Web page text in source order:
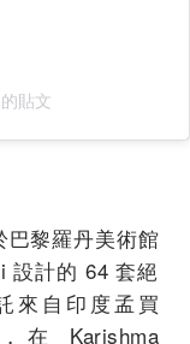
貼文
巴黎羅丹美術館
設計的 64 套絕
來自印度孟買
在 Karishma